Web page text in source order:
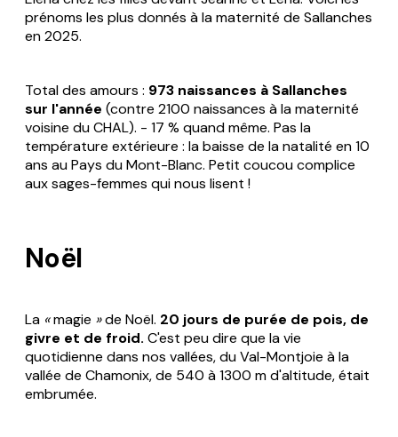
prénoms les plus donnés à la maternité de Sallanches
en 2025.
Total des amours : 973 naissances à Sallanches
sur l'année (contre 2100 naissances à la maternité
voisine du CHAL). - 17 % quand même. Pas la
température extérieure : la baisse de la natalité en 10
ans au Pays du Mont-Blanc. Petit coucou complice
aux sages-femmes qui nous lisent !
Noël
La «magie »de Noël. 20 jours de purée de pois, de
givre et de froid. C'est peu dire que la vie
quotidienne dans nos vallées, du Val-Montjoie à la
vallée de Chamonix, de 540 à 1300 m d'altitude, était
embrumée.